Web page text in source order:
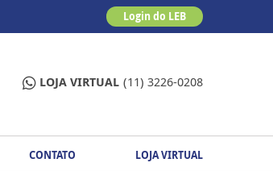
Login do LEB
LOJA VIRTUAL (11) 3226-0208
CONTATO LOJA VIRTUAL